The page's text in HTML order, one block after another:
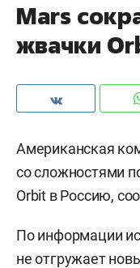
Mars
жвачки
Американская
со сложностями
Orbit в Россию,
По информации
не отгружает